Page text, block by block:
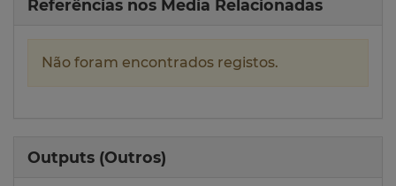
Referências nos Media Relacionadas
Não foram encontrados registos.
Outputs (Outros)